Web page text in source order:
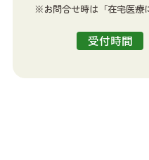
※お問合せ時は「在宅医療
受付時間